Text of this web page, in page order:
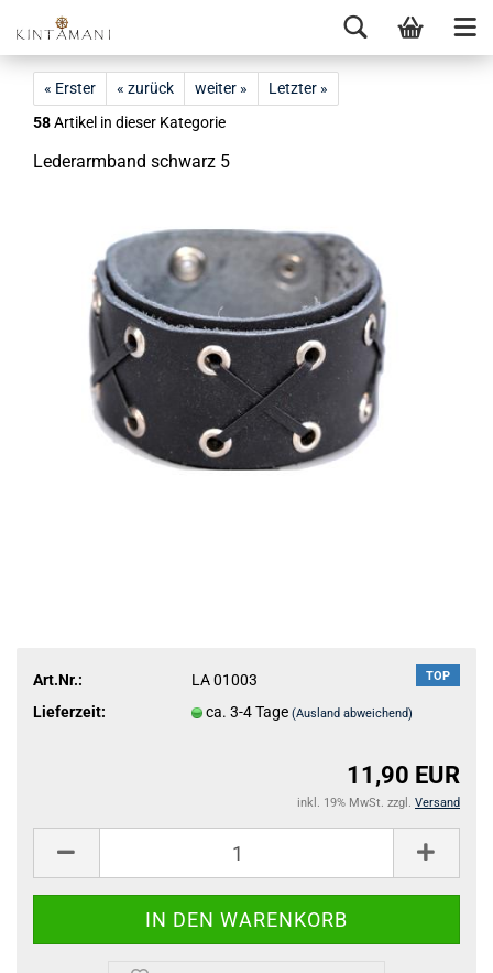
« Erster « zurück weiter »
Letzter »
58Artikel in dieser Kategorie
Le­der­arm­band schwarz 5
TOP
Art.Nr.:
LA 01003
Lieferzeit:
ca. 3-4 Tage(Ausland abweichend)
11,90 EUR
inkl. 19% MwSt. zzgl. Versand